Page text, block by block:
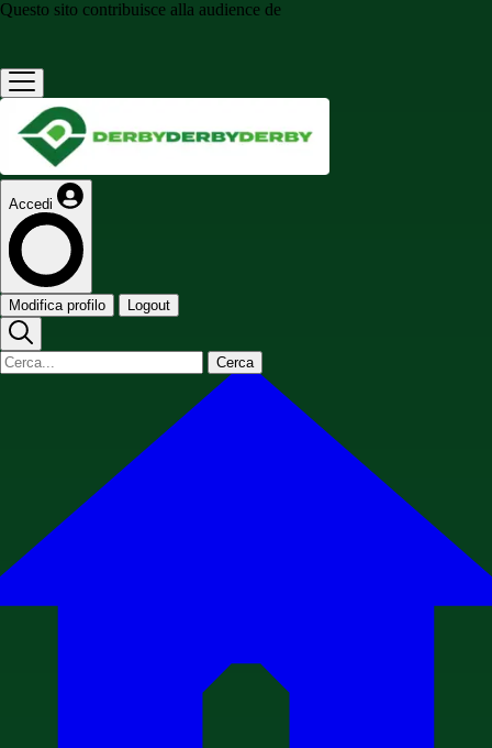
Questo sito contribuisce alla audience de
Accedi
Modifica profilo Logout
Cerca